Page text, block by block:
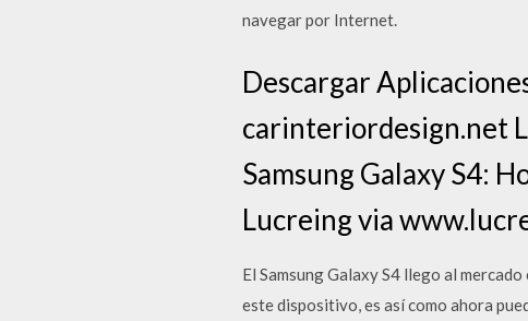
navegar por Internet.
Descargar
carinteriordesign.net
Samsung Galaxy S4:
Lucreing via
El Samsung Galaxy S4 llego al
este dispositivo, es así como ahora